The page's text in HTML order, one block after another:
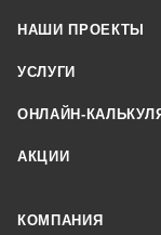
НАШИ ПРОЕКТЫ
УСЛУГИ
ОНЛАЙН-
АКЦИИ
КОМПАНИЯ